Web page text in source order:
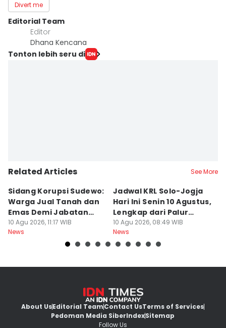
Divert me
Editorial Team
Editor
Dhana Kencana
Tonton lebih seru di
Related Articles See More
Sidang Korupsi Sudewo:
Warga Jual Tanah dan
Emas Demi Jabatan
Desa
10 Agu 2026, 11:17 WIB
News
Jadwal KRL Solo-Jogja
Hari Ini Senin 10 Agustus,
Lengkap dari Palur
Sampai Tugu
10 Agu 2026, 08:49 WIB
News
About UsEditorial TeamContact UsTerms of Services
Pedoman Media SiberIndexSitemap
Follow Us